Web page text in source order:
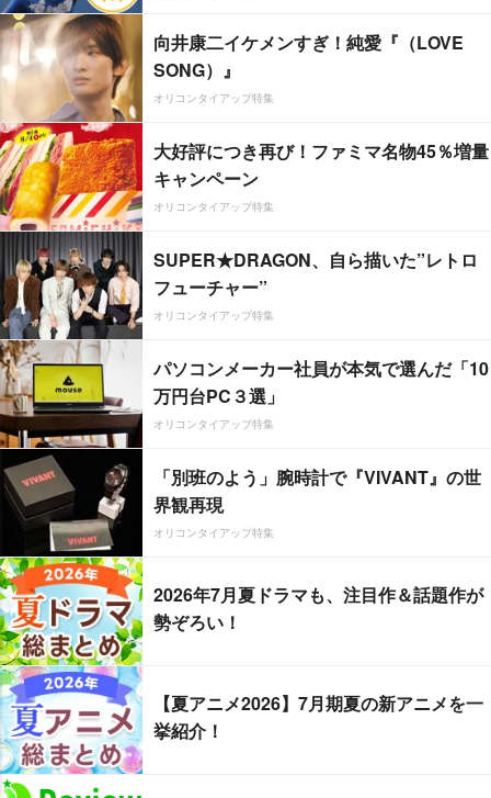
向井康二イケメンすぎ！純愛『（LOVE
SONG）』
オリコンタイアップ特集
大好評につき再び！ファミマ名物45％増量
キャンペーン
オリコンタイアップ特集
SUPER★DRAGON、自ら描いた”レトロ
フューチャー”
オリコンタイアップ特集
パソコンメーカー社員が本気で選んだ「10
万円台PC３選」
オリコンタイアップ特集
「別班のよう」腕時計で『VIVANT』の世
界観再現
オリコンタイアップ特集
2026年7月夏ドラマも、注目作＆話題作が
勢ぞろい！
【夏アニメ2026】7月期夏の新アニメを一
挙紹介！